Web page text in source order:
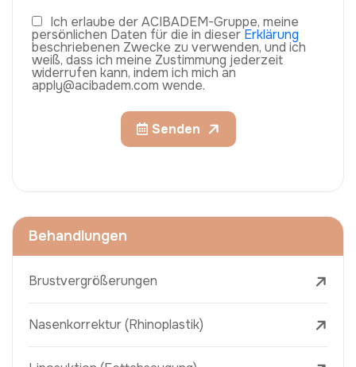
Ich erlaube der ACIBADEM-Gruppe, meine
persönlichen Daten für die in dieserErklärung
beschriebenen Zwecke zu verwenden, und ich
weiß, dass ich meine Zustimmung jederzeit
widerrufen kann, indem ich mich an
apply@acibadem.com wende.
Senden
Behandlungen
Brustvergrößerungen
Nasenkorrektur (Rhinoplastik)